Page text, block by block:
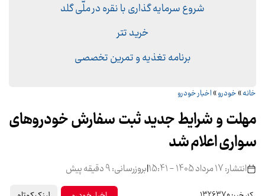
شروع سرمایه گذاری با نقره در ملّی گلد
خرید تتر
برنامه تغذیه و تمرین تخصصی